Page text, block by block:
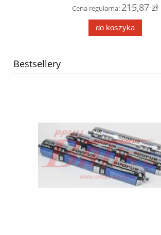
Cena regularna:215,87 zł
do koszyka
Bestsellery